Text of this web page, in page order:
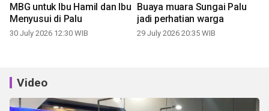
MBG untuk Ibu Hamil dan Ibu
Menyusui di Palu
30 July 2026 12:30 WIB
Buaya muara Sungai Palu
jadi perhatian warga
29 July 2026 20:35 WIB
Video